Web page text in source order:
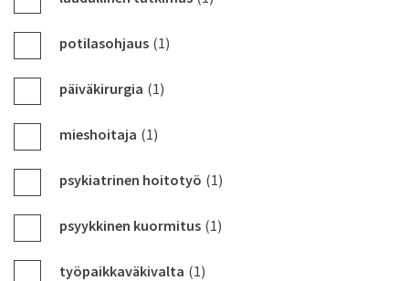
potilasohjaus (1)
päiväkirurgia (1)
mieshoitaja (1)
psykiatrinen hoitotyö (1)
psyykkinen kuormitus (1)
työpaikkaväkivalta (1)